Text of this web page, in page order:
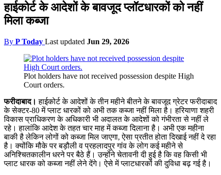
हाईकोर्ट के आदेशों के बावजूद प्लॉटधारकों को नहीं
मिला कब्जा
By P Today Last updated Jun 29, 2026
Plot holders have not received possession despite High
Court orders.
फरीदाबाद। हाईकोर्ट के आदेशों के तीन महीने बीतने के बावजूद ग्रेटर फरीदाबाद
के सेक्टर-80 में प्लाट धारकों को अभी तक कब्जा नहीं मिला है। हरियाणा शहरी
विकास प्राधिकरण के अधिकारी भी अदालत के आदेशों को गंभीरता से नहीं ले
रहे। हालांकि आदेश के तहत चार माह में कब्जा दिलाना है। अभी एक महीना
बाकी है लेकिन लोगों को कब्जा मिल जाएगा, ऐसा प्रतीत होता दिखाई नहीं दे रहा
है। क्योंकि मौके पर बड़ौली व प्रहलादपुर गांव के लोग कई महीने से
अनिश्चितकालीन धरने पर बैठे हैं। उन्होंने चेतावनी दी हुई है कि वह किसी भी
प्लाट धारक को कब्जा नहीं लेने देंगे। ऐसे में प्लाटधारकों की दुविधा बढ़ गई है।